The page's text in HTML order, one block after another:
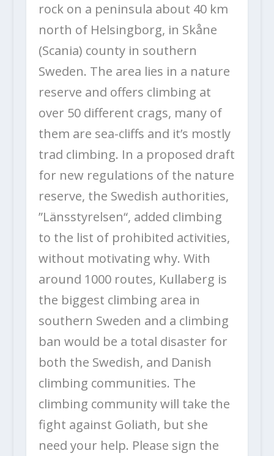
rock on a peninsula about 40 km
north of Helsingborg, in Skåne
(Scania) county in southern
Sweden. The area lies in a nature
reserve and offers climbing at
over 50 different crags, many of
them are sea-cliffs and it’s mostly
trad climbing. In a proposed draft
for new regulations of the nature
reserve, the Swedish authorities,
”Länsstyrelsen“, added climbing
to the list of prohibited activities,
without motivating why. With
around 1000 routes, Kullaberg is
the biggest climbing area in
southern Sweden and a climbing
ban would be a total disaster for
both the Swedish, and Danish
climbing communities. The
climbing community will take the
fight against Goliath, but she
need your help. Please sign the